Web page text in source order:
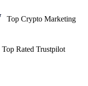
Top Crypto Marketing
Top Rated Trustpilot